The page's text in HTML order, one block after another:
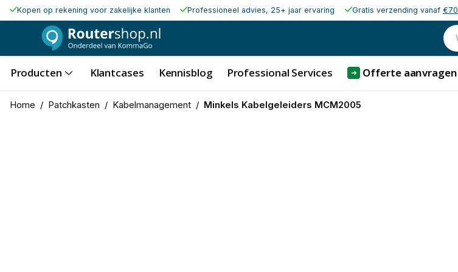
Kopen op rekening voor zakelijke klanten Professioneel advies, 25+ jaar ervaring Gratis verzending vanaf
Producten Klantcases Kennisblog Professional Services ➜ Offerte aanvragen
Home / Patchkasten / Kabelmanagement / Minkels Kabelgeleiders MCM2005